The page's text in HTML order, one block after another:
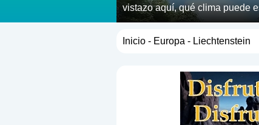
vistazo aquí, qué clima puede
Inicio- Europa - Liechtenstein